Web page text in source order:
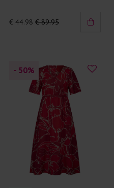
€ 44.98 € 89.95
- 50%